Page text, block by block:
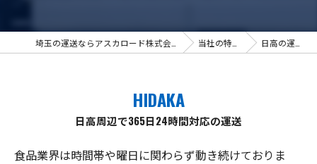
当社の特徴 日高の運送
日高周辺で365日24時間対応の運送
HIDAKA
食品業界は時間帯や曜日に関わらず動き続けておりま